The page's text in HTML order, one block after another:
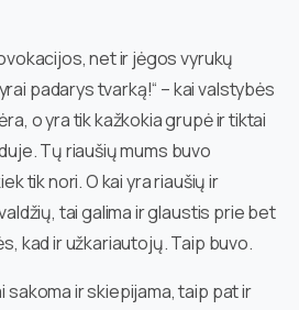
net ir jėgos vyrukų
padarys tvarką!“ – kai valstybės
o yra tik kažkokia grupė ir tiktai
Tų riaušių mums buvo
tik nori. O kai yra riaušių ir
tai galima ir glaustis prie bet
kad ir užkariautojų. Taip buvo.
sakoma ir skiepijama, taip pat ir